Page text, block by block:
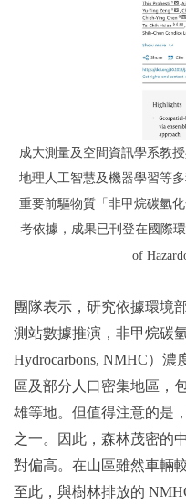
成大測量及空間資訊學系教
地理人工智慧及機器學習等
重要前驅物質「非甲烷碳氫
考依據，成果已刊登在國際
of
團隊表示，研究依據環境
測站數據推演，非甲烷碳
Hydrocarbons, NMHC）
區及部分人口密集地區，
雄等地。但值得注意的是
之一。因此，森林茂密的
對偏高。在山區雖然車輛
至此，與樹林排放的